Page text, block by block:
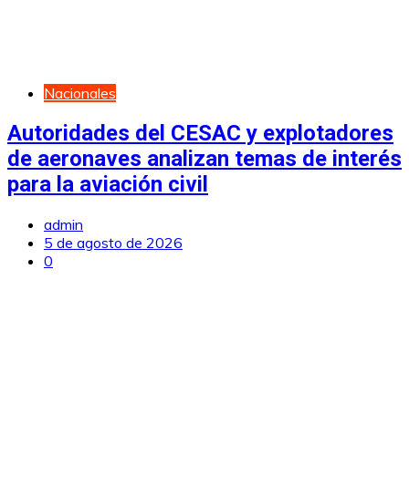
Nacionales
Autoridades del CESAC y explotadores
de aeronaves analizan temas de interés
para la aviación civil
admin
5 de agosto de 2026
0